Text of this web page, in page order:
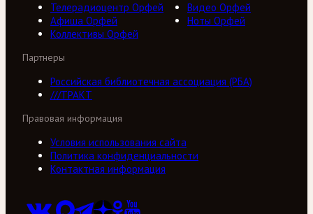
Телерадиоцентр Орфей
Видео Орфей
Афиша Орфей
Ноты Орфей
Коллективы Орфей
Партнеры
Российская библиотечная ассоциация (РБА)
///ТРАКТ
Правовая информация
Условия использования сайта
Политика конфиденциальности
Контактная информация